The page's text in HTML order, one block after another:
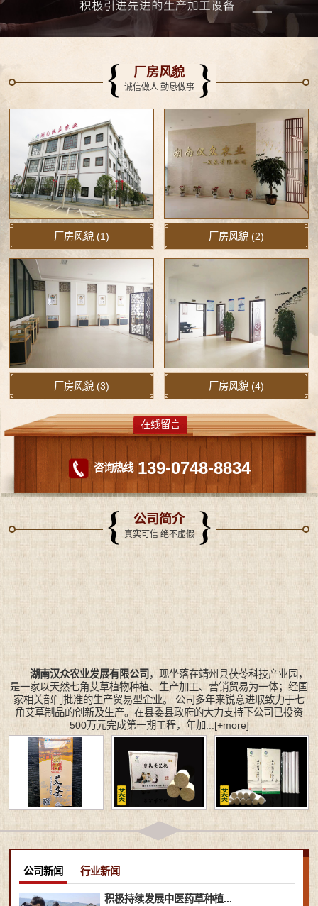
厂房风貌
诚信做人 勤恳做事
厂房风貌 (1) 厂房风貌 (2)
厂房风貌 (3) 厂房风貌 (4)
咨询热线 139-0748-8834
在线留言
公司简介
真实可信 绝不虚假
湖南汉众农业发展有限公司 ，现坐落在靖州县茯苓科技产业园，
是一家以天然七角艾草植物种植、生产加工、营销贸易为一体；经国
家相关部门批准的生产贸易型企业。 公司多年来锐意进取致力于七
角艾草制品的创新及生产。在县委县政府的大力支持下公司已投资
500万元完成第一期工程，年加...[+more]
公司新闻 行业新闻
积极持续发展中医药草种植...